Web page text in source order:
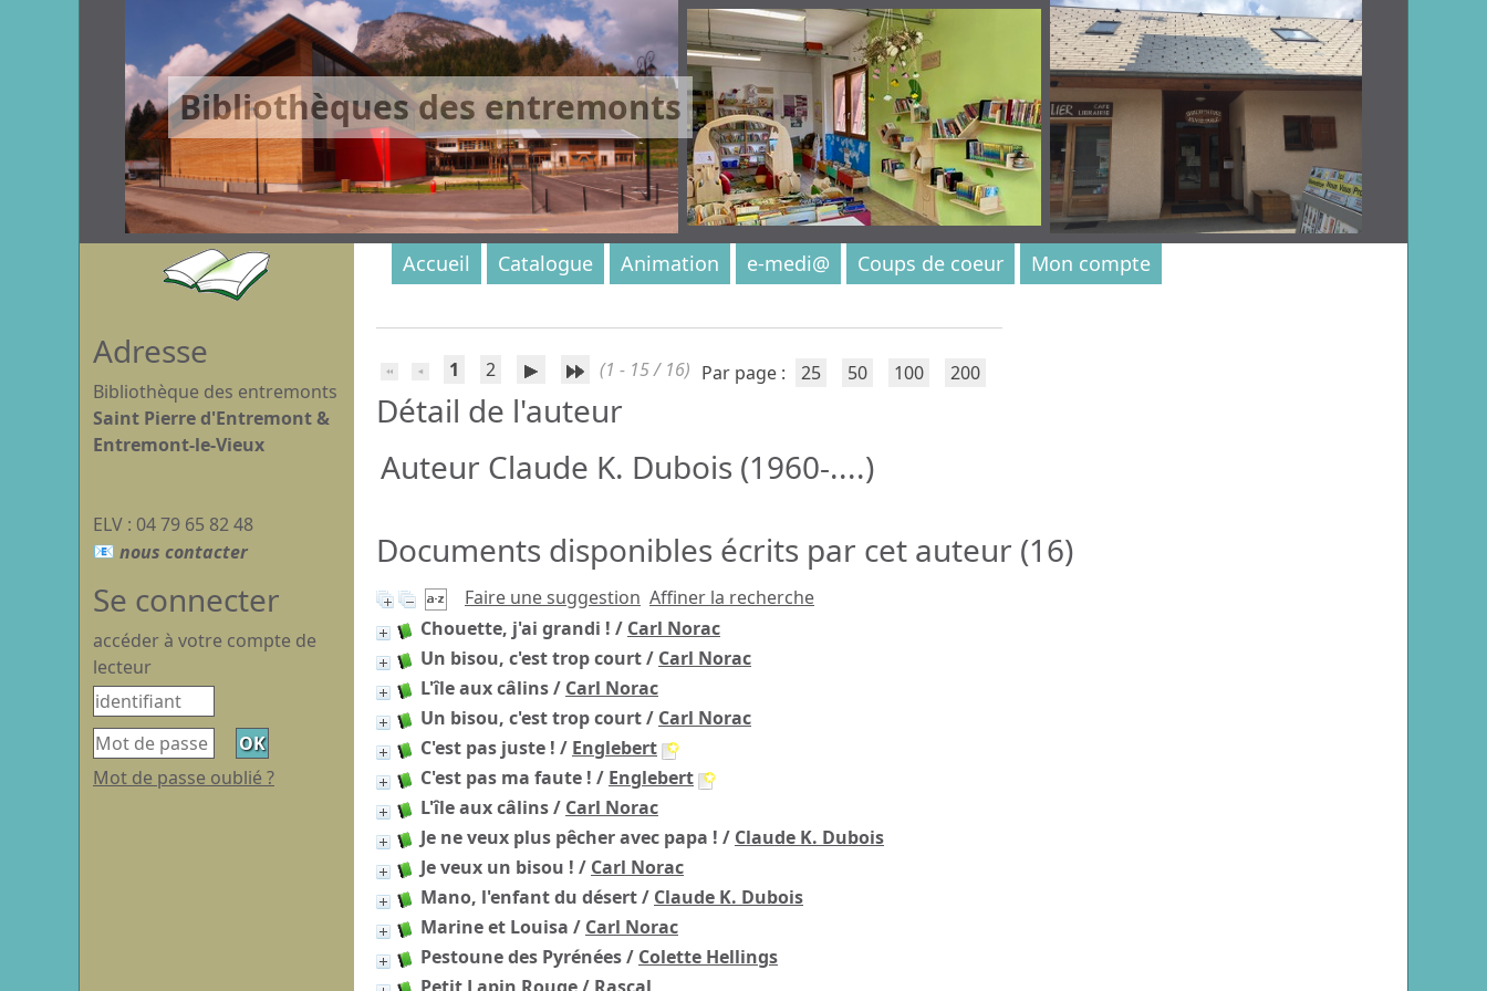
Bibliothèques des entremonts
1 2 (1 - 15 / 16) Par page : 25 50 100 200
Détail de l'auteur
Auteur Claude K. Dubois (1960-....)
Documents disponibles écrits par cet auteur (16)
Faire une suggestion Affiner la recherche
Chouette, j'ai grandi ! / Carl Norac
Un bisou, c'est trop court/ Carl Norac
L'île aux câlins/ Carl Norac
Un bisou, c'est trop court/ Carl Norac
C'est pas juste ! / Englebert
C'est pas ma faute ! / Englebert
L'île aux câlins/ Carl Norac
Je ne veux plus pêcher avec papa ! / Claude K. Dubois
Je veux un bisou ! / Carl Norac
Mano, l'enfant du désert/ Claude K. Dubois
Marine et Louisa / Carl Norac
Pestoune des Pyrénées/ Colette Hellings
Accueil Catalogue Animation e-medi@ Coups de coeur Mon compte
Adresse
Bibliothèque des entremonts
Saint Pierre d'Entremont &
Entremont-le-Vieux
ELV : 04 79 65 82 48
Se connecter
accéder à votre compte de
lecteur
Mot de passe oublié ?